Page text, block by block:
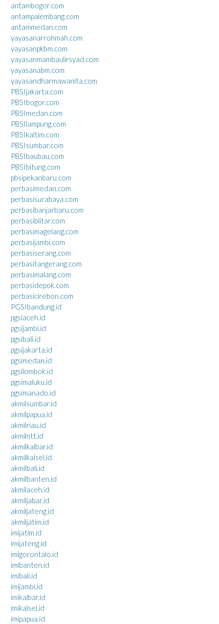
antambogor.com
antampalembang.com
antammedan.com
yayasanarrohmah.com
yayasanpkbm.com
yayasanmambaulirsyad.com
yayasanabm.com
yayasandharmawanita.com
PBSIjakarta.com
PBSIbogor.com
PBSImedan.com
PBSIlampung.com
PBSIkaltim.com
PBSIsumbar.com
PBSIbaubau.com
PBSIbitung.com
pbsipekanbaru.com
perbasimedan.com
perbasisurabaya.com
perbasibanjarbaru.com
perbasiblitar.com
perbasimagelang.com
perbasijambi.com
perbasiserang.com
perbasitangerang.com
perbasimalang.com
perbasidepok.com
perbasicirebon.com
PGSIbandung.id
pgsiaceh.id
pgsijambi.id
pgsibali.id
pgsijakarta.id
pgsimedan.id
pgsilombok.id
pgsimaluku.id
pgsimanado.id
akmilsumbar.id
akmilpapua.id
akmilriau.id
akmilntt.id
akmilkalbar.id
akmilkalsel.id
akmilbali.id
akmilbanten.id
akmilaceh.id
akmiljabar.id
akmiljateng.id
akmiljatim.id
imijatim.id
imijateng.id
imigorontalo.id
imibanten.id
imibali.id
imijambi.id
imikalbar.id
imikalsel.id
imipapua.id